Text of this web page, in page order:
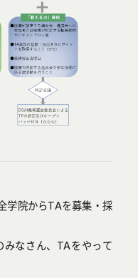
学院からTAを募集・採
なさん、TAをやって